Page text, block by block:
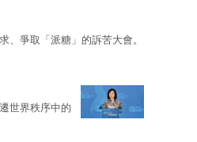
、爭取「派糖」的訴苦大會。
世界秩序中的